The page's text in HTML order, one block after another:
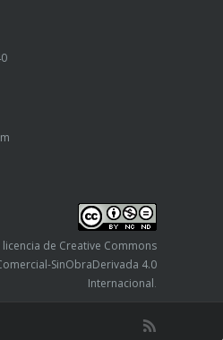
licencia de Creative Commons
SinObraDerivada 4.0
Internacional